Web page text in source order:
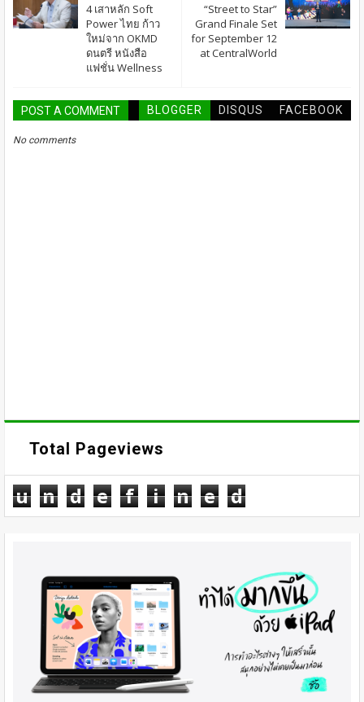
“Street to Star”
Grand Finale Set
for September 12
at CentralWorld
4 เสาหลัก Soft
Power ไทย ก้าว
ใหม่จาก OKMD
ดนตรี หนังสือ
แฟชั่น Wellness
POST A COMMENT BLOGGER DISQUS FACEBOOK
No comments
Total Pageviews
u n d e f i n e d